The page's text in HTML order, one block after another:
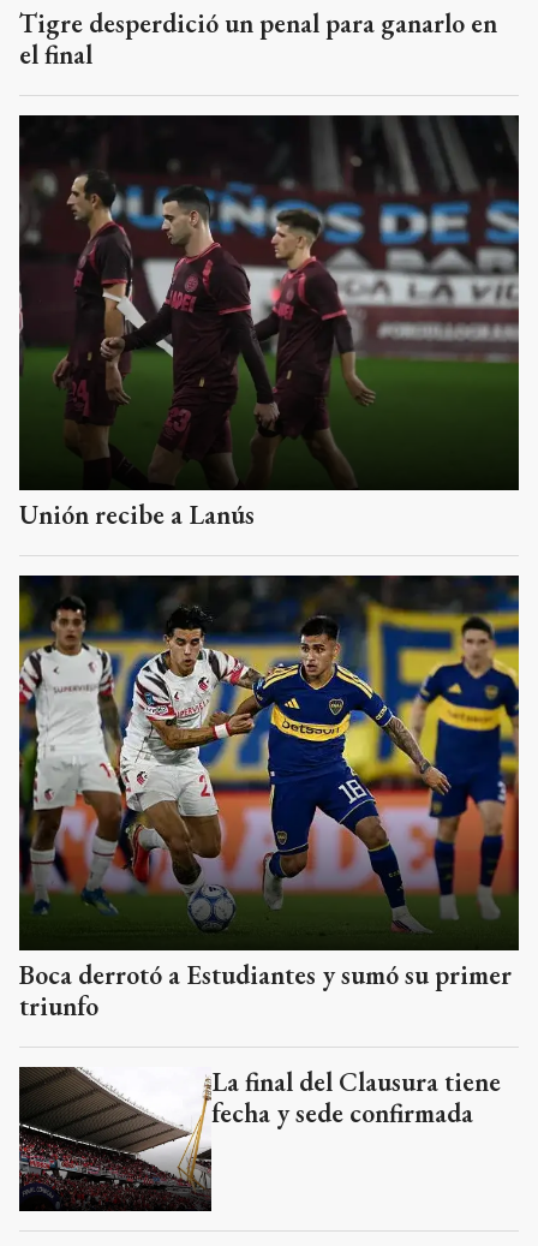
Tigre desperdició un penal para ganarlo en
el final
Unión recibe a Lanús
Boca derrotó a Estudiantes y sumó su primer
triunfo
La final del Clausura tiene
fecha y sede confirmada